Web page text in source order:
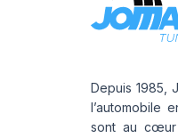
Depuis 1985,
l’automobile
sont au cœur